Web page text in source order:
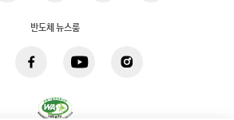
반도체 뉴스룸